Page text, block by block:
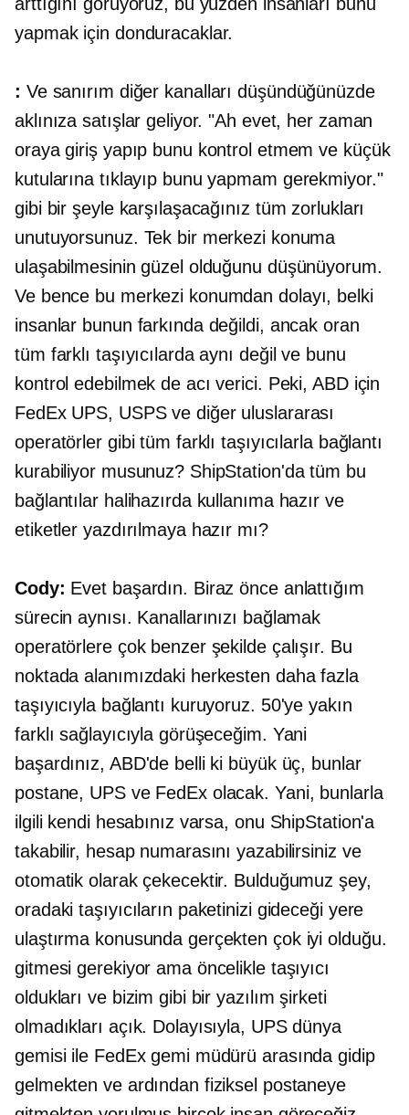
yapmak için donduracaklar.
: Ve sanırım diğer kanalları düşündüğünüzde
aklınıza satışlar geliyor. "Ah evet, her zaman
oraya giriş yapıp bunu kontrol etmem ve küçük
kutularına tıklayıp bunu yapmam gerekmiyor."
gibi bir şeyle karşılaşacağınız tüm zorlukları
unutuyorsunuz. Tek bir merkezi konuma
ulaşabilmesinin güzel olduğunu düşünüyorum.
Ve bence bu merkezi konumdan dolayı, belki
insanlar bunun farkında değildi, ancak oran
tüm farklı taşıyıcılarda aynı değil ve bunu
kontrol edebilmek de acı verici. Peki, ABD için
FedEx UPS, USPS ve diğer uluslararası
operatörler gibi tüm farklı taşıyıcılarla bağlantı
kurabiliyor musunuz? ShipStation'da tüm bu
bağlantılar halihazırda kullanıma hazır ve
etiketler yazdırılmaya hazır mı?
Cody: Evet başardın. Biraz önce anlattığım
sürecin aynısı. Kanallarınızı bağlamak
operatörlere çok benzer şekilde çalışır. Bu
noktada alanımızdaki herkesten daha fazla
taşıyıcıyla bağlantı kuruyoruz. 50'ye yakın
farklı sağlayıcıyla görüşeceğim. Yani
başardınız, ABD'de belli ki büyük üç, bunlar
postane, UPS ve FedEx olacak. Yani, bunlarla
ilgili kendi hesabınız varsa, onu ShipStation'a
takabilir, hesap numarasını yazabilirsiniz ve
otomatik olarak çekecektir. Bulduğumuz şey,
oradaki taşıyıcıların paketinizi gideceği yere
ulaştırma konusunda gerçekten çok iyi olduğu.
gitmesi gerekiyor ama öncelikle taşıyıcı
oldukları ve bizim gibi bir yazılım şirketi
olmadıkları açık. Dolayısıyla, UPS dünya
gemisi ile FedEx gemi müdürü arasında gidip
gelmekten ve ardından fiziksel postaneye